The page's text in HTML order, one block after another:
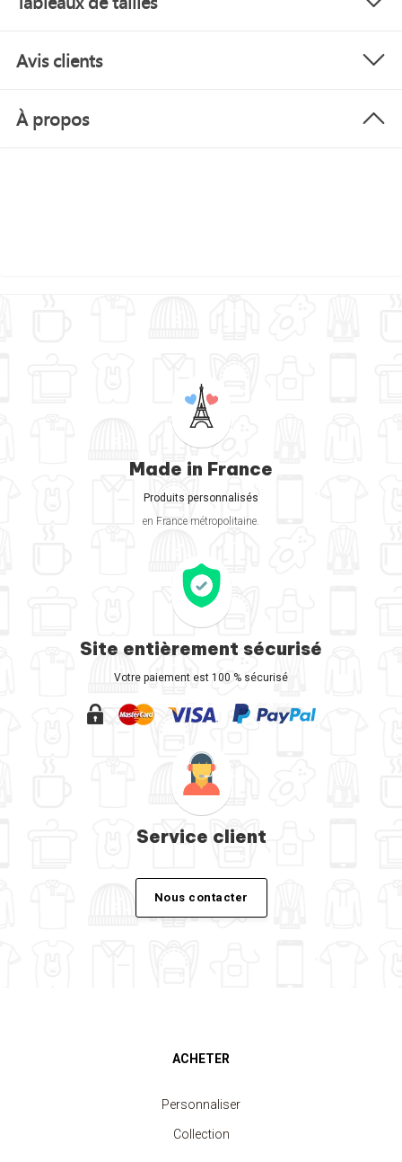
Avis clients
À propos
Made in France
Produits personnalisés
en France métropolitaine.
Site entièrement sécurisé
Votre paiement est 100 % sécurisé
Service client
Nous contacter
ACHETER
Personnaliser
Collection